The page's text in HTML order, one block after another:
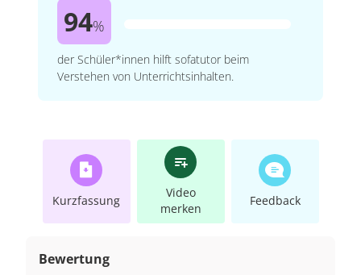
94%
der Schüler*innen hilft sofatutor beim
Verstehen von Unterrichtsinhalten.
Kurzfassung
Video
merken
Feedback
Bewertung